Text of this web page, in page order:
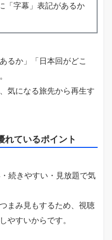
字幕」表記があるか
るか」「日本回がどこ
気になる旅先から再生す
れているポイント
続きやすい・見放題で気
まみ見もするため、視聴
やすいからです。